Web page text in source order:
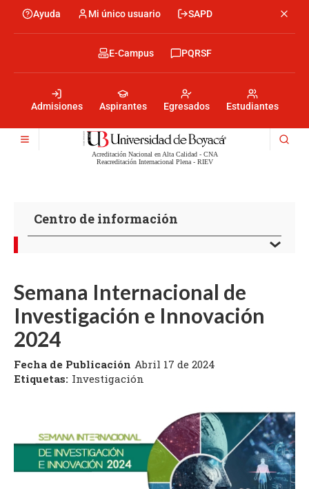
contenido
Menu
encabezado
Ayuda Mi único usuario SAPD
encabezado
Admisiones Aspirantes Egresados Estudiantes
Menu
encabezado
-
Derecha
E-Campus PQRSF
Menú
Acreditación Nacional en Alta Calidad - CNA
Reacreditación Internacional Plena - RIEV
Centro de información
Semana Internacional de
Investigación e Innovación
2024
Fecha de Publicación Abril 17 de 2024
Etiquetas: Investigación